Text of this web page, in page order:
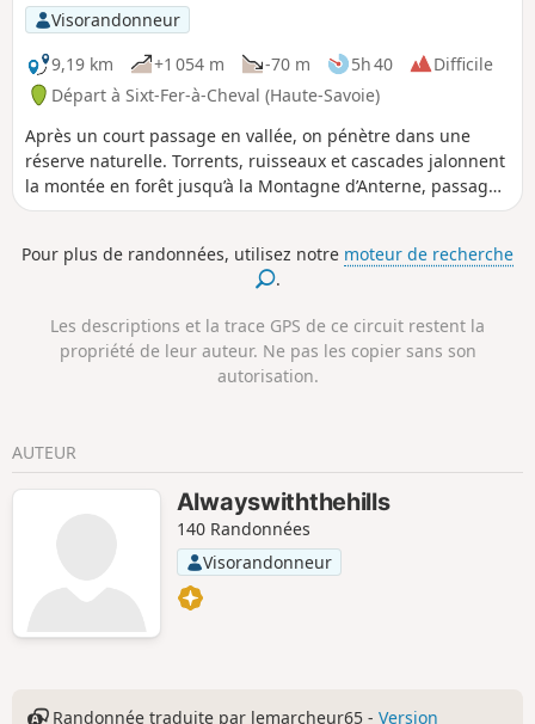
Visorandonneur
9,19 km
+1 054 m -70 m 5h 40
Difficile
Départ à Sixt-Fer-à-Cheval (Haute-Savoie)
Après un court passage en vallée, on pénètre dans une
réserve naturelle. Torrents, ruisseaux et cascades jalonnent
la montée en forêt jusqu’à la Montagne d’Anterne, passage
obligé pour le randonneur dans le Haut-Giffre qui aura
presse ou encore un office de tourisme. L’apercevoir, blotti
dans cet espace dominé par la fascinante muraille des Fiz,
Pour plus de randonnées, utilisez notre moteur de recherche
.
Les descriptions et la trace GPS de ce circuit restent la
propriété de leur auteur. Ne pas les copier sans son
autorisation.
AUTEUR
Alwayswiththehills
140 Randonnées
Visorandonneur
Randonnée traduite par lemarcheur65 -Version